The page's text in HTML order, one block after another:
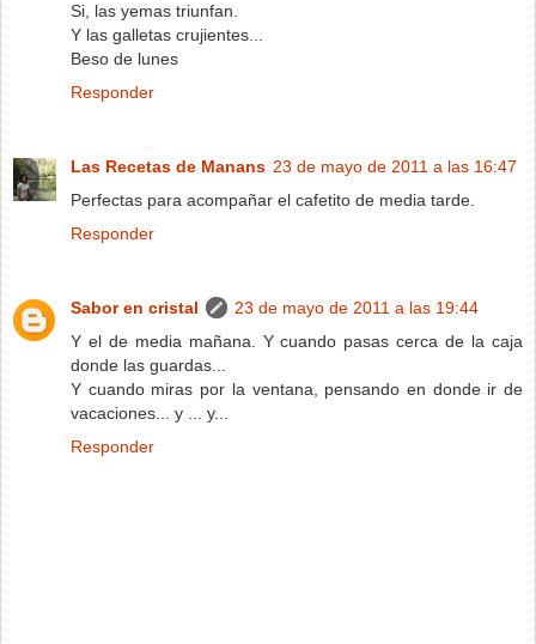
Si, las yemas triunfan.
Y las galletas crujientes...
Beso de lunes
Responder
Las Recetas de Manans 23 de mayo de 2011 a las 16:47
Perfectas para acompañar el cafetito de media tarde.
Responder
Sabor en cristal
23 de mayo de 2011 a las 19:44
Y el de media mañana. Y cuando pasas cerca de la caja
donde las guardas...
Y cuando miras por la ventana, pensando en donde ir de
vacaciones... y ... y...
Responder